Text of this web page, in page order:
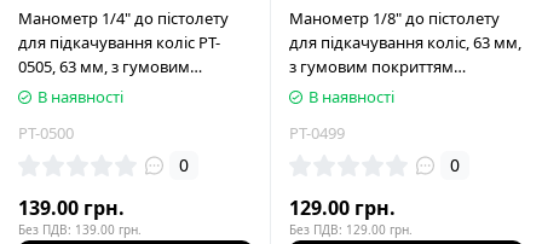
Манометр 1/4" до пістолету
для підкачування коліс PT-
0505, 63 мм, з гумовим
покриттям INTERTOOL PT-0500
В наявності
PT-0500
0
139.00 грн.
Без ПДВ: 139.00 грн.
Манометр 1/8" до пістолету
для підкачування коліс, 63 мм,
з гумовим покриттям
INTERTOOL PT-0499
В наявності
PT-0499
0
129.00 грн.
Без ПДВ: 129.00 грн.